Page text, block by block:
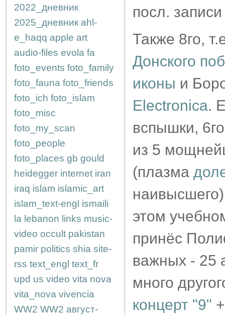
2022_дневник
2025_дневник ahl-
e_haqq apple art
audio-files evola fa
foto_events foto_family
foto_fauna foto_friends
foto_ich foto_islam
foto_misc
foto_my_scan
foto_people
foto_places gb gould
heidegger internet iran
iraq islam islamic_art
islam_text-engl ismaili
la lebanon links music-
video occult pakistan
pamir politics shia site-
rss text_engl text_fr
upd us video vita nova
vita_nova vivencia
WW2 WW2 август-
посл.
Также 8го,
Донского
иконы и
Electronica.
вспышки,
из 5
(плазма
этом
принёс
важных - 25
много
концерт "9"